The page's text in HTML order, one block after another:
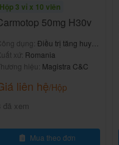
Hộp 3 vỉ x 10 viên
50mg H30v
dụng: Điều trị tăng huyết
xứ: Romania
hiệu: Magistra C&C
liên hệ/Hộp
đã xem
Mua theo đơn